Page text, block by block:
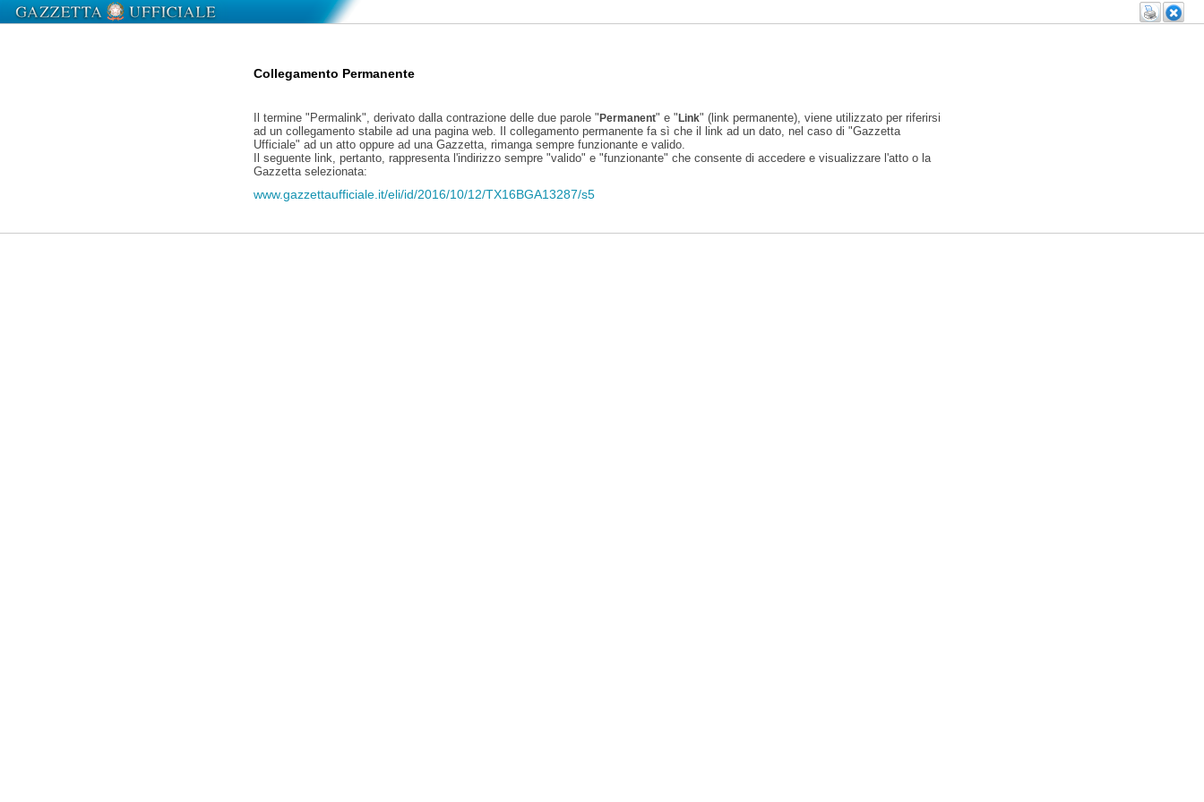
Collegamento Permanente
Il termine "Permalink", derivato dalla contrazione delle due parole "Permanent" e "Link" (link permanente), viene utilizzato per riferirsi
ad un collegamento stabile ad una pagina web. Il collegamento permanente fa sì che il link ad un dato, nel caso di "Gazzetta
Ufficiale" ad un atto oppure ad una Gazzetta, rimanga sempre funzionante e valido.
Il seguente link, pertanto, rappresenta l'indirizzo sempre "valido" e "funzionante" che consente di accedere e visualizzare l'atto o la
Gazzetta selezionata:
www.gazzettaufficiale.it/eli/id/2016/10/12/TX16BGA13287/s5